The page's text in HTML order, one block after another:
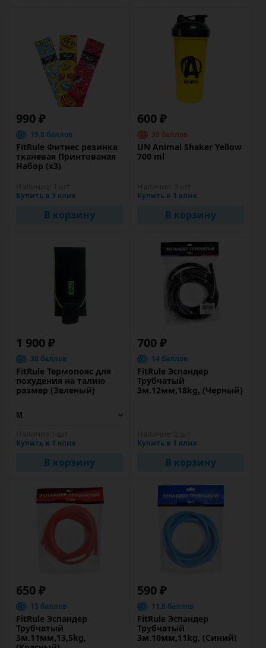
990 ₽
19.8 баллов
FitRule Фитнес резинка
тканевая Принтованая
Набор (х3)
Купить в 1 клик
В корзину
600 ₽
30 баллов
UN Animal Shaker Yellow
700 ml
Купить в 1 клик
В корзину
1 900 ₽
38 баллов
FitRule Термопояс для
похудения на талию
размер (Зеленый)
Купить в 1 клик
В корзину
700 ₽
14 баллов
FitRule Эспандер
Трубчатый
3м.12мм,18kg, (Черный)
Купить в 1 клик
В корзину
650 ₽
13 баллов
FitRule Эспандер
Трубчатый
3м.11мм,13,5kg,
590 ₽
11.8 баллов
FitRule Эспандер
Трубчатый
3м.10мм,11kg, (Синий)